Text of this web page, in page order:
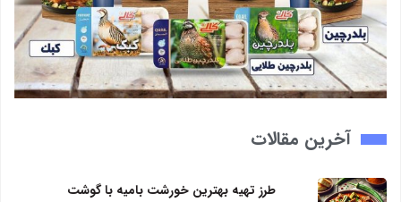
آخرین مقالات
طرز تهیه بهترین خورشت بامیه با گوشت